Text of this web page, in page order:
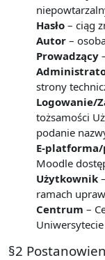
Hasło – ciąg
Autor –
Prowadzący
strony
Logowanie/
tożsamości
podanie
E-
Moodle
Użytkownik
ramach
Centrum –
§2